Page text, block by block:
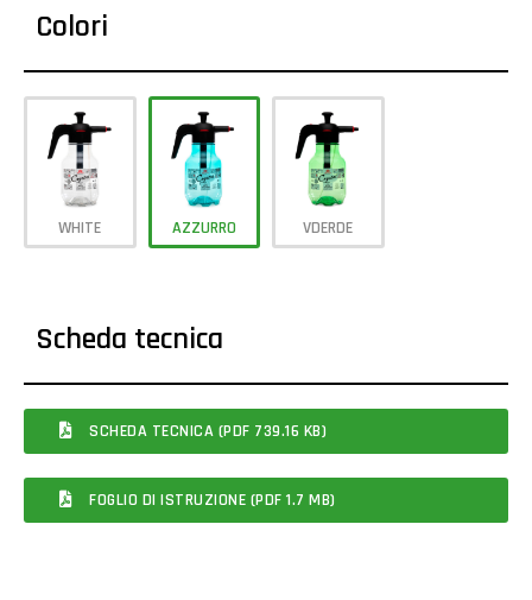
Colori
WHITE AZZURRO VDERDE
Scheda tecnica
SCHEDA TECNICA (PDF 739.16 KB)
FOGLIO DI ISTRUZIONE (PDF 1.7 MB)